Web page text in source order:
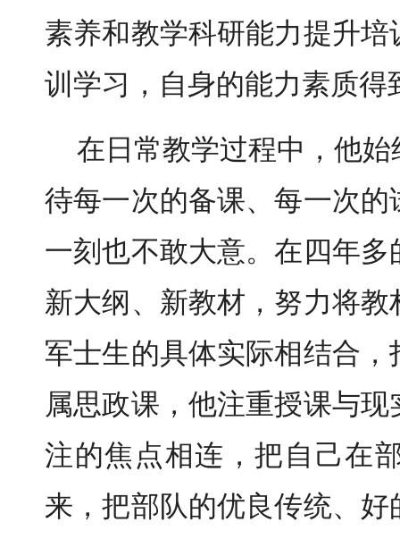
素养和教学科研能力提升
训学习，自身的能力素质得
在日常教学过程中，他
待每一次的备课、每一次
一刻也不敢大意。在四年
新大纲、新教材，努力将
军士生的具体实际相结合
属思政课，他注重授课与
注的焦点相连，把自己在
来，把部队的优良传统、